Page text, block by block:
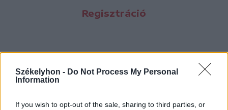
Székelyhon - Do Not Process My Personal
Information
If you wish to opt-out of the sale, sharing to third parties, or
Regisztráció